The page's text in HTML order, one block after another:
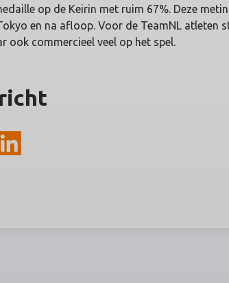
op de Keirin met ruim 67%. Deze
en na afloop. Voor de TeamNL atleten
ook commercieel veel op het spel.